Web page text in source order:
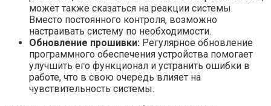
может также сказаться на реакции системы.
Вместо постоянного контроля, возможно
настраивать систему по необходимости.
Обновление прошивки: Регулярное обновление
программного обеспечения устройства помогает
улучшить его функционал и устранить ошибки в
работе, что в свою очередь влияет на
чувствительность системы.